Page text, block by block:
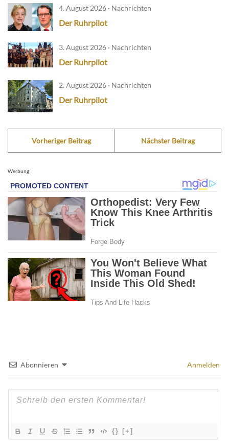
4. August 2026 · Nachrichten
Der Ruhrpilot
3. August 2026 · Nachrichten
Der Ruhrpilot
2. August 2026 · Nachrichten
Der Ruhrpilot
Vorheriger Beitrag Nächster Beitrag
Werbung
Abonnieren Anmelden
{} [+]